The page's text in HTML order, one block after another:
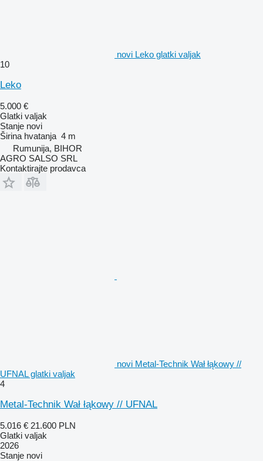
novi Leko glatki valjak
10
Leko
5.000 €
Glatki valjak
Stanje novi
Širina hvatanja 4 m
Rumunija, BIHOR
AGRO SALSO SRL
Kontaktirajte prodavca
novi Metal-Technik Wał łąkowy //
UFNAL glatki valjak
4
Metal-Technik Wał łąkowy // UFNAL
5.016 € 21.600 PLN
Glatki valjak
2026
Stanje novi